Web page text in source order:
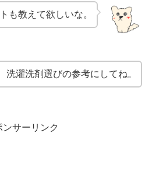
も教えて欲しいな。
洗濯洗剤選びの参考にしてね。
ンサーリンク